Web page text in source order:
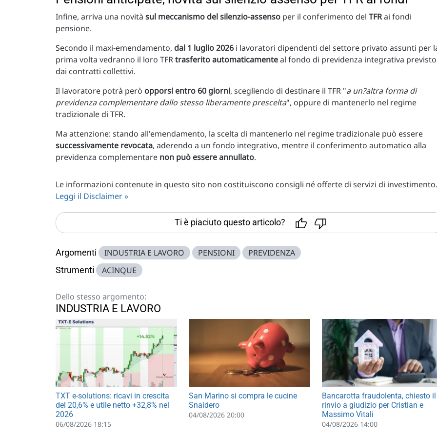
Infine, arriva una novità sul meccanismo del silenzio-assenso per il conferimento del TFRai fondi
pensione.
Secondo il maxi-emendamento, dal 1 luglio 2026 i lavoratori dipendenti del settore privato assunti per
prima volta vedranno il loro TFRtrasferito automaticamenteal fondo di previdenza integrativa previsto
dai contratti collettivi.
Il lavoratore potrà però opporsi entro 60 giorni, scegliendo di destinare il TFR "a un?altra forma di
previdenza complementare dallo stesso liberamente prescelta", oppure di mantenerlo nel regime
tradizionale di TFR.
Ma attenzione: stando all'emendamento, la scelta di mantenerlo nel regime tradizionale può essere
successivamente revocata, aderendo a un fondo integrativo, mentre il conferimento automatico alla
previdenza complementare non può essere annullato.
Le informazioni contenute in questo sito non costituiscono consigli né offerte di servizi di investimento.
Leggi il Disclaimer »
Ti è piaciuto questo articolo?
Argomenti INDUSTRIA E LAVORO PENSIONI PREVIDENZA
Strumenti ACINQUE
Dello stesso argomento:
INDUSTRIA E LAVORO
TXT e-solutions: ricavi in crescita
del 20,6% e utile netto +32,8% nel
2026
06/08/2026 18:15
San Marino si compra le cucine
Snaidero
04/08/2026 20:00
Bancarotta fraudolenta, chiesto il
rinvio a giudizio per Cristian e
Massimo Vitali
04/08/2026 14:00